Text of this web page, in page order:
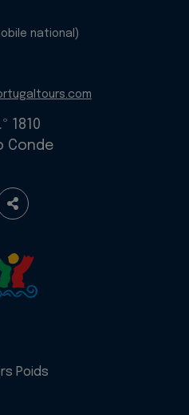
national)
1810
Conde
Poids